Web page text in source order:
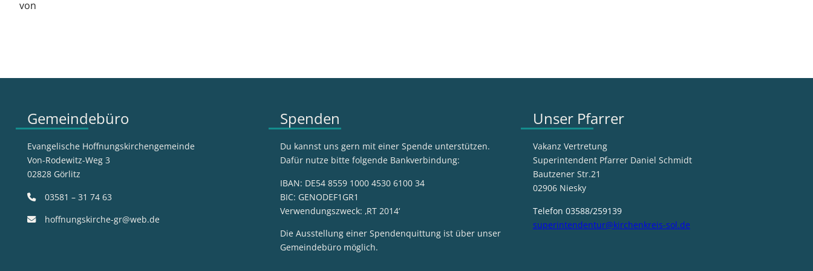
von
Gemeindebüro
Evangelische Hoffnungskirchengemeinde
Von-Rodewitz-Weg 3
02828 Görlitz
03581 – 31 74 63
hoffnungskirche-gr@web.de
Spenden
Du kannst uns gern mit einer Spende unterstützen.
Dafür nutze bitte folgende Bankverbindung:
IBAN: DE54 8559 1000 4530 6100 34
BIC: GENODEF1GR1
Verwendungszweck: ‚RT 2014‘
Die Ausstellung einer Spendenquittung ist über unser
Gemeindebüro möglich.
Unser Pfarrer
Vakanz Vertretung
Superintendent Pfarrer Daniel Schmidt
Bautzener Str.21
02906 Niesky
Telefon 03588/259139
superintendentur@kirchenkreis-sol.de